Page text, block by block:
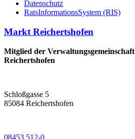
Datenschutz
RatsInformationsSystem (RIS)
Markt Reichertshofen
Mitglied der Verwaltungsgemeinschaft
Reichertshofen
Schloßgasse 5
85084 Reichertshofen
08453 512-0